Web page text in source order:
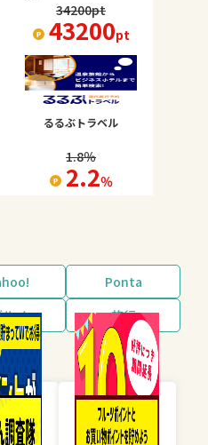
34200pt
43200pt
るるぶトラベル
1.8％
2.2％
Ponta
メ 旅行